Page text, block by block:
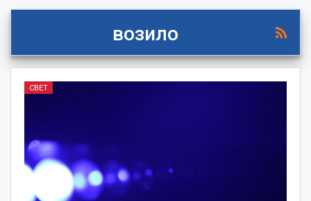
возило
СВЕТ